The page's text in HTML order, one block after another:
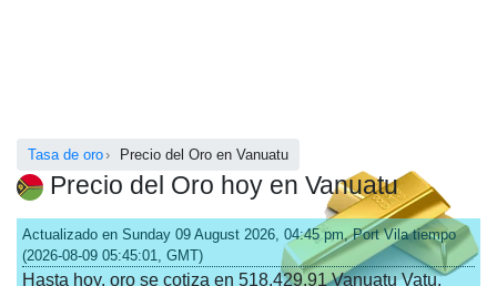
Tasa de oro Precio del Oro en Vanuatu
Precio del Oro hoy en Vanuatu
Actualizado en Sunday 09 August 2026, 04:45 pm, Port Vila tiempo
(2026-08-09 05:45:01, GMT)
Hasta hoy, oro se cotiza en 518,429.91 Vanuatu Vatu.